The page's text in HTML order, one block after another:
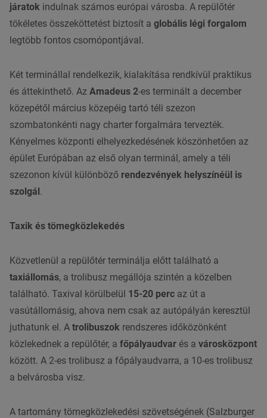
járatok indulnak számos európai városba. A repülőtér
tökéletes összeköttetést biztosít a globális légi forgalom
legtöbb fontos csomópontjával.
Két terminállal rendelkezik, kialakítása rendkívül praktikus
és áttekinthető. Az Amadeus 2-es terminált a december
közepétől március közepéig tartó téli szezon
szombatonkénti nagy charter forgalmára tervezték.
Kényelmes központi elhelyezkedésének köszönhetően az
épület Európában az első olyan terminál, amely a téli
szezonon kívül különböző rendezvények helyszínéül is
szolgál.
Taxik és tömegközlekedés
Közvetlenül a repülőtér terminálja előtt található a
taxiállomás, a trolibusz megállója szintén a közelben
található. Taxival körülbelül 15-20 perc az út a
vasútállomásig, ahova nem csak az autópályán keresztül
juthatunk el. A trolibuszok rendszeres időközönként
közlekednek a repülőtér, a főpályaudvar és a városközpont
között. A 2-es trolibusz a főpályaudvarra, a 10-es trolibusz
a belvárosba visz.
A tartomány tömegközlekedési szövetségének (Salzburger